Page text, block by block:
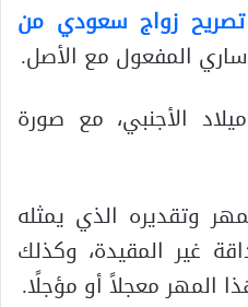
تصريح زواج سعودي من
المفعول مع الأصل.
الأجنبي، مع صورة
وتقديره الذي يمثله
غير المقيدة، وكذلك
المهر معجلاً أو مؤجلًا.